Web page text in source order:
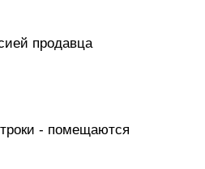
продавца
- помещаются